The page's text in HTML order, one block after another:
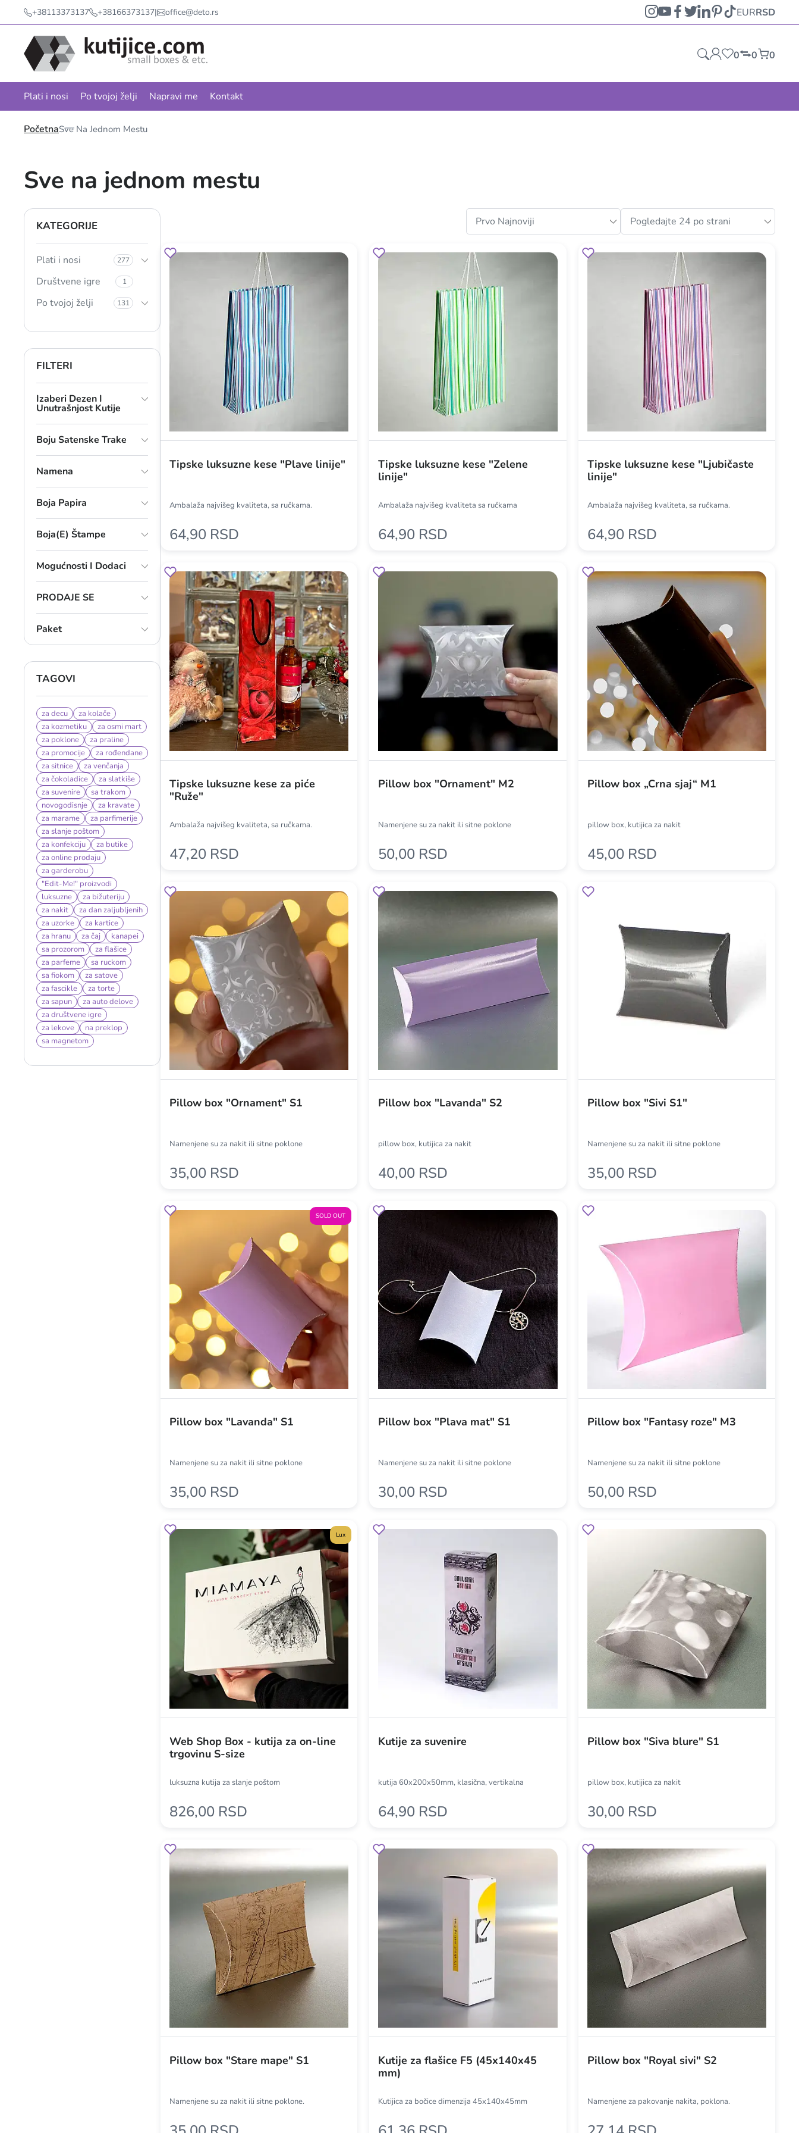
+38113373137 +38166373137| office@deto.rs EURRSD
0 0 0
Plati i nosi Po tvojoj želji Napravi me Kontakt
PočetnaSve Na Jednom Mestu
Sve na jednom mestu
KATEGORIJE
Plati i nosi 277
Društvene igre 1
Po tvojoj želji 131
FILTERI
Izaberi Dezen I
Unutrašnjost Kutije
Boju Satenske Trake
Namena
Boja Papira
Boja(e) Štampe
Mogućnosti I Dodaci
PRODAJE SE
Paket
TAGOVI
za decu
za kolače
za kozmetiku
za osmi mart
za poklone
za praline
za promocije
za rođendane
za sitnice
za venčanja
za čokoladice
za slatkiše
za suvenire
sa trakom
novogodisnje
za kravate
za marame
za parfimerije
za slanje poštom
za konfekciju
za butike
za online prodaju
za garderobu
"Edit-Me!" proizvodi
luksuzne
za bižuteriju
za nakit
za dan zaljubljenih
za uzorke
za kartice
za hranu
za čaj
kanapei
sa prozorom
za flašice
za parfeme
sa ruckom
sa fiokom
za satove
za fascikle
za torte
za sapun
za auto delove
za društvene igre
za lekove
na preklop
sa magnetom
Tipske luksuzne kese "Plave linije"
Ambalaža najvišeg kvaliteta, sa ručkama.
64,90 RSD
Tipske luksuzne kese "Zelene
linije"
Ambalaža najvišeg kvaliteta sa ručkama
64,90 RSD
Tipske luksuzne kese "Ljubičaste
linije"
Ambalaža najvišeg kvaliteta, sa ručkama.
64,90 RSD
Tipske luksuzne kese za piće
"Ruže"
Ambalaža najvišeg kvaliteta, sa ručkama.
47,20 RSD
Pillow box "Ornament" M2
Namenjene su za nakit ili sitne poklone
50,00 RSD
Pillow box „Crna sjaj“ M1
pillow box, kutijica za nakit
45,00 RSD
Pillow box "Ornament" S1
Namenjene su za nakit ili sitne poklone
35,00 RSD
Pillow box "Lavanda" S2
pillow box, kutijica za nakit
40,00 RSD
Pillow box "Sivi S1"
Namenjene su za nakit ili sitne poklone
35,00 RSD
SOLD OUT
Pillow box "Lavanda" S1
Namenjene su za nakit ili sitne poklone
35,00 RSD
Pillow box "Plava mat" S1
Namenjene su za nakit ili sitne poklone
30,00 RSD
Pillow box "Fantasy roze" M3
Namenjene su za nakit ili sitne poklone
50,00 RSD
Lux
Web Shop Box - kutija za on-line
trgovinu S-size
luksuzna kutija za slanje poštom
826,00 RSD
Kutije za suvenire
kutija 60x200x50mm, klasična, vertikalna
64,90 RSD
Pillow box "Siva blure" S1
pillow box, kutijica za nakit
30,00 RSD
Pillow box "Stare mape" S1
Namenjene su za nakit ili sitne poklone.
Kutije za flašice F5 (45x140x45
mm)
Kutijica za bočice dimenzija 45x140x45mm
Pillow box "Royal sivi" S2
Namenjene za pakovanje nakita, poklona.